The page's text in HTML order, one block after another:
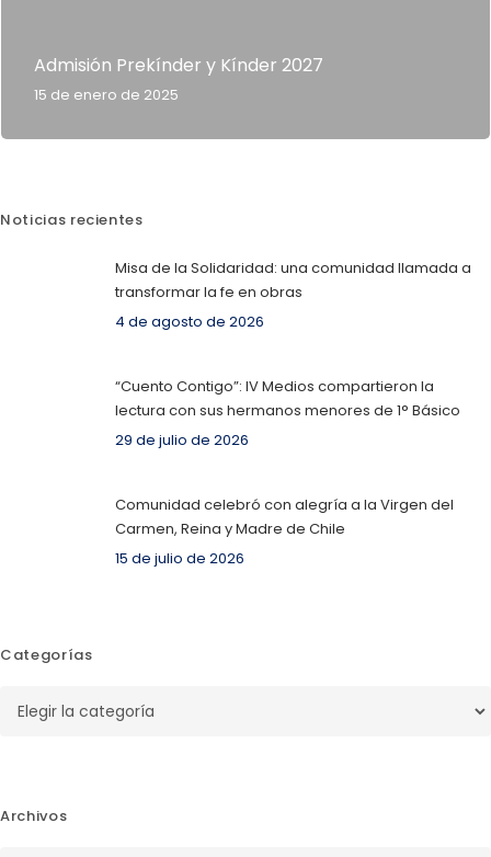
Admisión Prekínder y Kínder 2027
15 de enero de 2025
Noticias recientes
Misa de la Solidaridad: una comunidad llamada a
transformar la fe en obras
4 de agosto de 2026
“Cuento Contigo”: IV Medios compartieron la
lectura con sus hermanos menores de 1° Básico
29 de julio de 2026
Comunidad celebró con alegría a la Virgen del
Carmen, Reina y Madre de Chile
15 de julio de 2026
Categorías
Archivos